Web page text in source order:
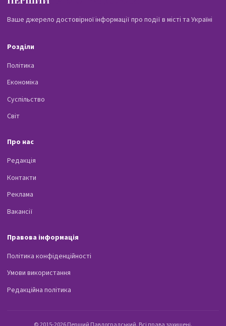
Ваше джерело достовірної інформації про події в місті та Україні
Розділи
Політика
Економіка
Суспільство
Світ
Про нас
Редакція
Контакти
Реклама
Вакансії
Правова інформація
Політика конфіденційності
Умови використання
Редакційна політика